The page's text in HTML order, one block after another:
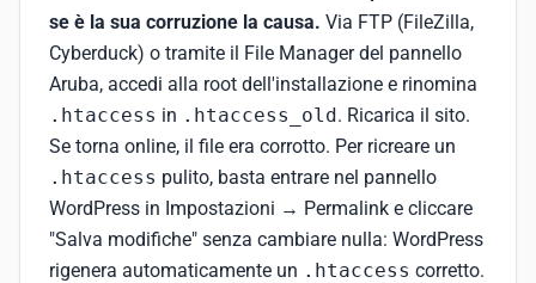
se è la sua corruzione la causa. Via FTP (FileZilla,
Cyberduck) o tramite il File Manager del pannello
Aruba, accedi alla root dell'installazione e rinomina
.htaccess in .htaccess_old. Ricarica il sito.
Se torna online, il file era corrotto. Per ricreare un
.htaccess pulito, basta entrare nel pannello
WordPress in Impostazioni → Permalink e cliccare
"Salva modifiche" senza cambiare nulla: WordPress
rigenera automaticamente un .htaccess corretto.